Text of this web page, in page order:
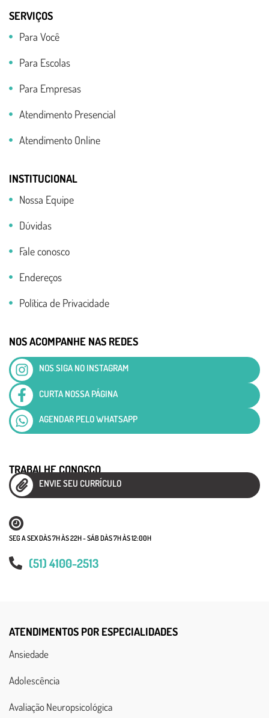
SERVIÇOS
Para Você
Para Escolas
Para Empresas
Atendimento Presencial
Atendimento Online
INSTITUCIONAL
Nossa Equipe
Dúvidas
Fale conosco
Endereços
Política de Privacidade
NOS ACOMPANHE NAS REDES
NOS SIGA NO INSTAGRAM
CURTA NOSSA PÁGINA
AGENDAR PELO WHATSAPP
SEG A SEX DÀS 7H ÀS 22H - SÁB DÀS 7H ÀS 12:00H
(51) 4100-2513
TRABALHE CONOSCO
ENVIE SEU CURRÍCULO
ATENDIMENTOS POR ESPECIALIDADES
Ansiedade
Adolescência
Avaliação Neuropsicológica